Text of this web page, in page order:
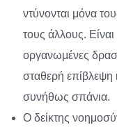
ντύνονται μόνα
τους άλλους.
οργανωμένες
σταθερή επίβλεψη
συνήθως σπάνια.
Ο δείκτης